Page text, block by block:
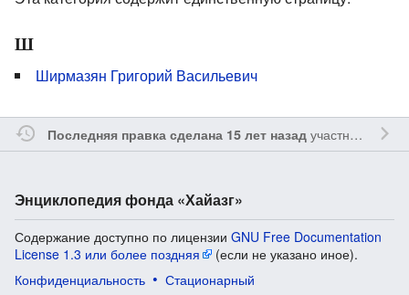
Ш
Ширмазян Григорий Васильевич
Последняя правка сделана 15 лет назадучастником
Энциклопедия фонда «Хайазг»
Содержание доступно по лицензии GNU Free Documentation
License 1.3 или более поздняя
(если не указано иное).
Конфиденциальность
Стационарный